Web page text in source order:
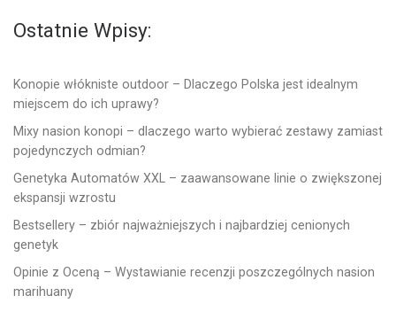
Ostatnie Wpisy:
Konopie włókniste outdoor – Dlaczego Polska jest idealnym
miejscem do ich uprawy?
Mixy nasion konopi – dlaczego warto wybierać zestawy zamiast
pojedynczych odmian?
Genetyka Automatów XXL – zaawansowane linie o zwiększonej
ekspansji wzrostu
Bestsellery – zbiór najważniejszych i najbardziej cenionych
genetyk
Opinie z Oceną – Wystawianie recenzji poszczególnych nasion
marihuany